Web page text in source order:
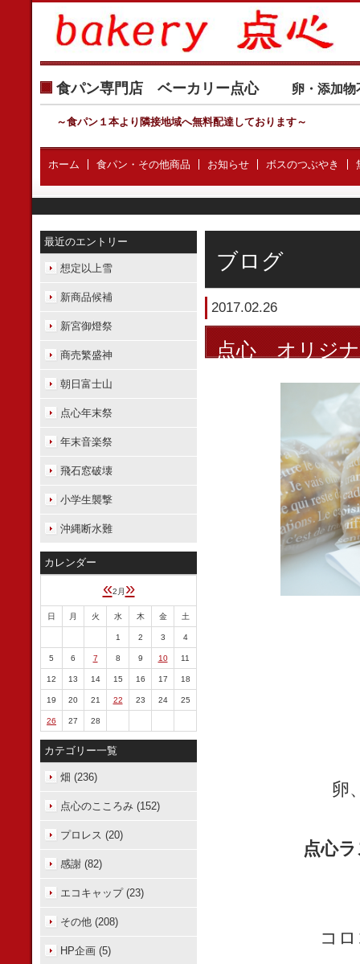
食パン専門店 ベーカリー点心 卵・添加
～食パン１本より隣接地域へ無料配達しております～
ホーム 食パン・その他商品 お知らせ ボスのつぶやき
ブログ
2017.02.26
点心 オリジ
卵
点心
コ
最近のエントリー
想定以上雪
新商品候補
新宮御燈祭
商売繁盛神
朝日富士山
点心年末祭
年末音楽祭
飛石窓破壊
小学生襲撃
沖縄断水難
カレンダー
«2月 »
日 月 火 水 木 金 土
1 2 3 4
5 6 7 8 9 10 11
12 13 14 15 16 17 18
19 20 21 22 23 24 25
26 27 28
カテゴリー一覧
畑 (236)
点心のこころみ (152)
プロレス (20)
感謝 (82)
エコキャップ (23)
その他 (208)
HP企画 (5)